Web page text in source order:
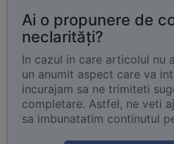
Ai o propunere de
neclarități?
In cazul in care articolul nu
un anumit aspect care va
incurajam sa ne trimiteti
completare. Astfel, ne veti
sa imbunatatim continutul